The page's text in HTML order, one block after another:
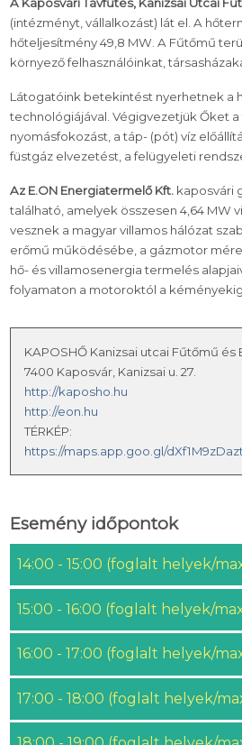
(intézményt, vállalkozást) lát el. A
hőteljesítmény 49,8 MW. A Fűtőmű
környező felhasználóinkat,
Látogatóink betekintést nyerhetnek a
technológiájával. Végigvezetjük Őket
nyomásfokozást, a táp- (pót) víz
füstgáz elvezetést, a felügyeleti
Az E.ON Energiatermelő Kft. kaposvári
található, amelyek összesen 4,64 MW
vesznek a magyar villamos hálózat
erőmű működésébe, a gázmotor
hő- és villamosenergia termelés
folyamaton a motoroktól a
KAPOSHŐ Kanizsai utcai Fűtőmű és
7400 Kaposvár, Kanizsai u. 27.
http://kaposho.hu
http://eon.hu
TÉRKÉP:
https://maps.app.goo.gl/
Esemény időpontok
14:00 - 15:00 (foglalt helyek/
15:00 - 16:00 (foglalt helyek/
16:00 - 17:00 (foglalt helyek/
17:00 - 18:00 (foglalt helyek/